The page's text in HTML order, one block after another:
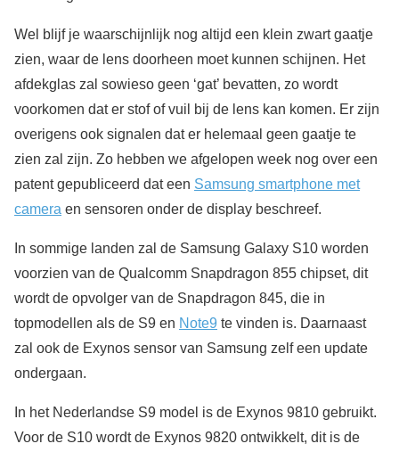
Wel blijf je waarschijnlijk nog altijd een klein zwart gaatje
zien, waar de lens doorheen moet kunnen schijnen. Het
afdekglas zal sowieso geen ‘gat’ bevatten, zo wordt
voorkomen dat er stof of vuil bij de lens kan komen. Er zijn
overigens ook signalen dat er helemaal geen gaatje te
zien zal zijn. Zo hebben we afgelopen week nog over een
patent gepubliceerd dat een Samsung smartphone met
camera en sensoren onder de display beschreef.
In sommige landen zal de Samsung Galaxy S10 worden
voorzien van de Qualcomm Snapdragon 855 chipset, dit
wordt de opvolger van de Snapdragon 845, die in
topmodellen als de S9 en Note9 te vinden is. Daarnaast
zal ook de Exynos sensor van Samsung zelf een update
ondergaan.
In het Nederlandse S9 model is de Exynos 9810 gebruikt.
Voor de S10 wordt de Exynos 9820 ontwikkelt, dit is de